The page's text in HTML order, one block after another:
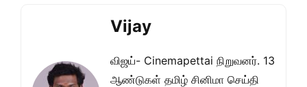
Vijay
விஜய்- Cinemapettai நிறுவனர். 13
ஆண்டுகள் தமிழ் சினிமா செய்தி